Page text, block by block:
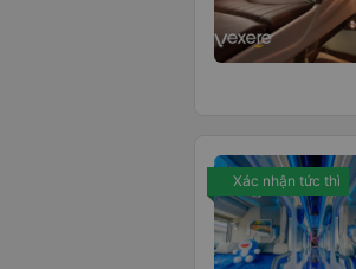
Xác nhận tức thì